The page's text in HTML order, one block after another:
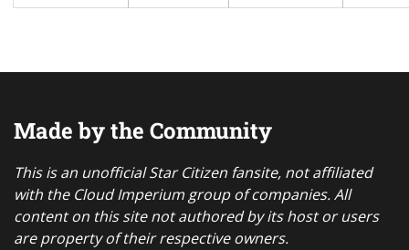
Made by the Community
This is an unofficial Star Citizen fansite, not affiliated
with the Cloud Imperium group of companies. All
content on this site not authored by its host or users
are property of their respective owners.